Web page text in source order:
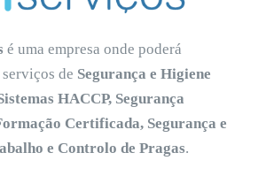
é uma empresa onde poderá
de Segurança e Higiene
HACCP, Segurança
Certificada, Segurança e
e Controlo de Pragas.